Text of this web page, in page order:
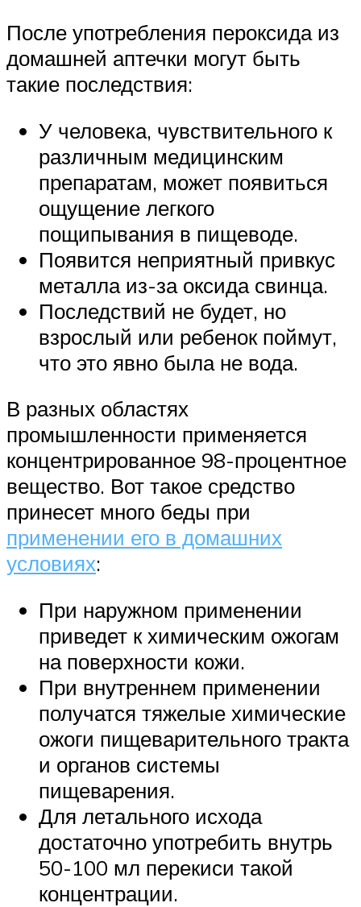
После употребления пероксида из
домашней аптечки могут быть
такие последствия:
У человека, чувствительного к
различным медицинским
препаратам, может появиться
ощущение легкого
пощипывания в пищеводе.
Появится неприятный привкус
металла из-за оксида свинца.
Последствий не будет, но
взрослый или ребенок поймут,
что это явно была не вода.
В разных областях
промышленности применяется
концентрированное 98-процентное
вещество. Вот такое средство
принесет много беды при
применении его в домашних
условиях:
При наружном применении
приведет к химическим ожогам
на поверхности кожи.
При внутреннем применении
получатся тяжелые химические
ожоги пищеварительного тракта
и органов системы
пищеварения.
Для летального исхода
достаточно употребить внутрь
50-100 мл перекиси такой
концентрации.